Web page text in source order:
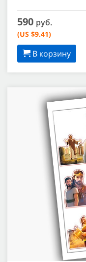
590 руб.
(US $9.41)
В корзину